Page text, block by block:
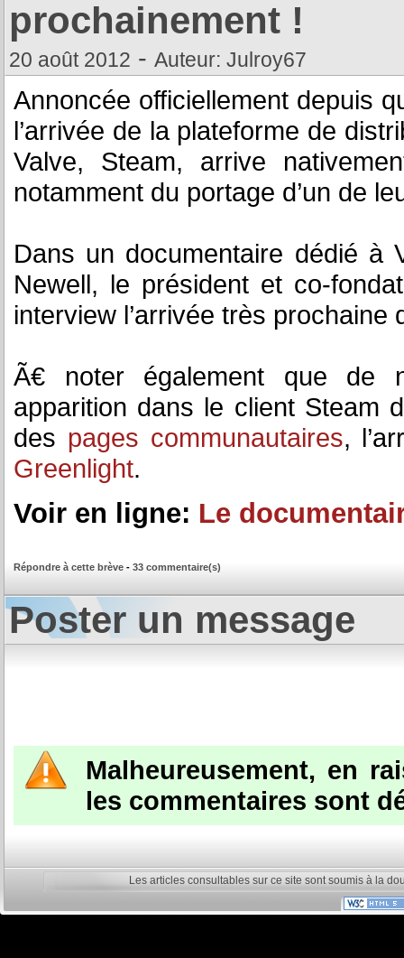
prochainement !
20 août 2012 - Auteur: Julroy67
Annoncée officiellement depuis
l’arrivée de la plateforme de
Valve, Steam, arrive
notamment du portage d’un de
Dans un documentaire dédié à
Newell, le président et co-
interview l’arrivée très
Ã€ noter également que de
apparition dans le client Steam
des pages communautaires,
Greenlight.
Voir en ligne: Le
Répondre à cette brève - 33 commentaire(s)
Poster un message
Malheureusement, en
les commentaires sont
Les articles consultables sur ce site sont soumis à la